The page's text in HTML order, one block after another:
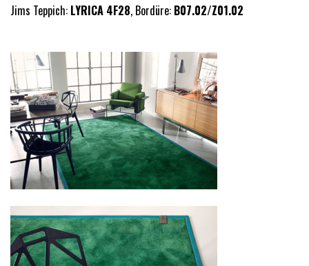
Jims Teppich: LYRICA 4F28, Bordüre: B07.02/Z01.02